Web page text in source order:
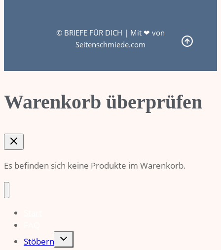
© BRIEFE FÜR DICH | Mit ❤ von
Seitenschmiede.com
Warenkorb überprüfen
Es befinden sich keine Produkte im Warenkorb.
Stöbern
Untermenü